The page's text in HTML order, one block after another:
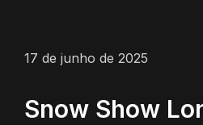
17 de junho de 2025
Snow Show